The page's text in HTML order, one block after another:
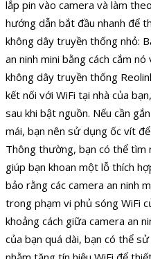
lắp pin vào camera và làm
hướng dẫn bắt đầu nhanh để
không dây truyền thống nhỏ:
an ninh mini bằng cách cắm
không dây truyền thống
kết nối với WiFi tại nhà của
sau khi bật nguồn. Nếu cần
mái, bạn nên sử dụng ốc vít
Thông thường, bạn có thể tìm
giúp bạn khoan một lỗ thích
bảo rằng các camera an ninh
trong phạm vi phủ sóng WiFi
khoảng cách giữa camera an
của bạn quá dài, bạn có thể